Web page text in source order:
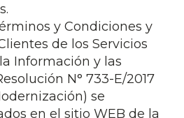
y Condiciones y
de los Servicios
Información y las
N° 733-E/2017
se
en el sitio WEB de la